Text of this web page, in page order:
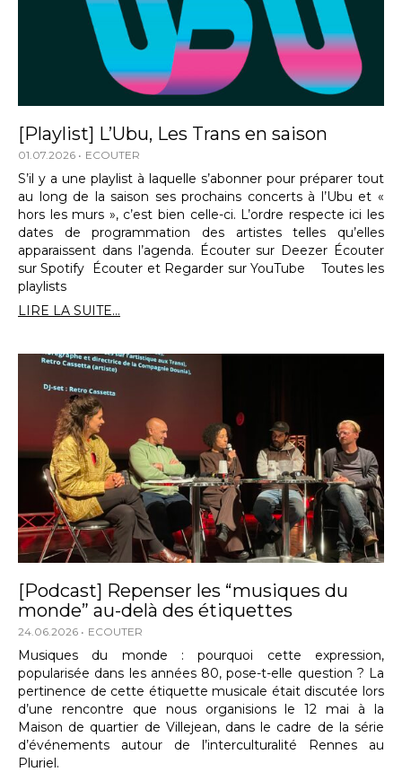
[Playlist] L’Ubu, Les Trans en saison
01.07.2026 ECOUTER
S’il y a une playlist à laquelle s’abonner pour préparer tout
au long de la saison ses prochains concerts à l’Ubu et «
hors les murs », c’est bien celle-ci. L’ordre respecte ici les
dates de programmation des artistes telles qu’elles
apparaissent dans l’agenda. Écouter sur Deezer Écouter
sur Spotify Écouter et Regarder sur YouTube Toutes les
playlists
LIRE LA SUITE...
[Podcast] Repenser les “musiques du
monde” au-delà des étiquettes
24.06.2026 ECOUTER
Musiques du monde : pourquoi cette expression,
popularisée dans les années 80, pose-t-elle question ? La
pertinence de cette étiquette musicale était discutée lors
d’une rencontre que nous organisions le 12 mai à la
Maison de quartier de Villejean, dans le cadre de la série
d’événements autour de l’interculturalité Rennes au
Pluriel.